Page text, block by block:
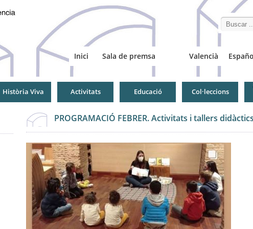
Search
Valencià
Inici Sala de premsa
Història Viva Activitats Educació Col·leccions
PROGRAMACIÓ FEBRER. Activitats i tallers